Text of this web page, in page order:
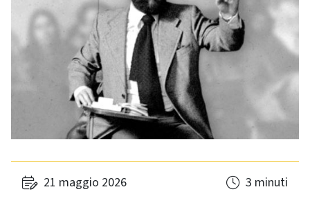
21 maggio 2026 3 minuti